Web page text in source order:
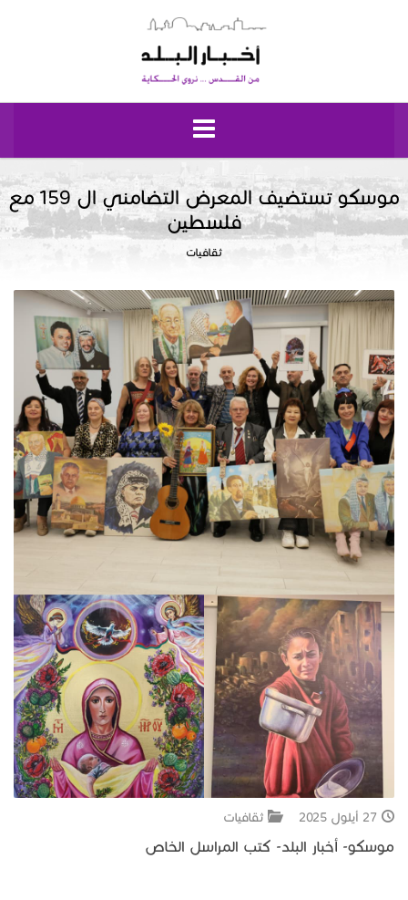
الرئيسية
نبض إيلياء
إقتصاد وحياة
جبل المشارف
يحكى أن
من نحن
موسكو تستضيف المعرض التضامني ال 159 مع
فلسطين
ثقافيات
27 أيلول 2025 ثقافيات
موسكو- أخبار البلد- كتب المراسل الخاص